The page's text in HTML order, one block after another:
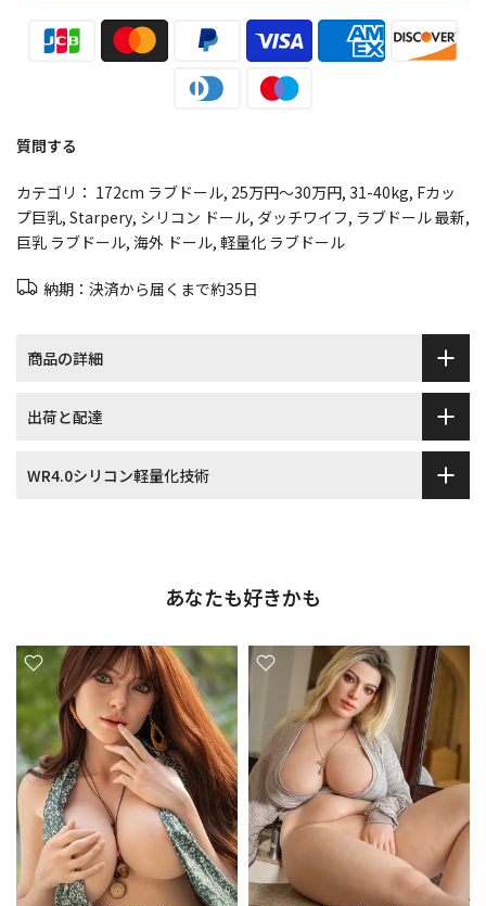
質問する
カテゴリ： 172cm ラブドール 25万円～30万円 31-40kg Fカッ
プ巨乳 Starpery シリコン ドール ダッチワイフ ラブドール 最新
巨乳 ラブドール 海外 ドール 軽量化 ラブドール
納期：決済から届くまで約35日
商品の詳細
出荷と配達
WR4.0シリコン軽量化技術
あなたも好きかも